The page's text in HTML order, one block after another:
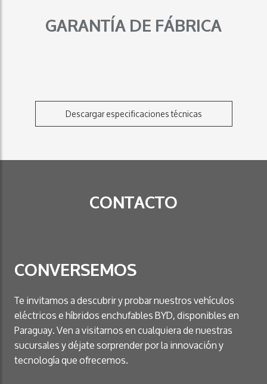
GARANTÍA DE FÁBRICA
Descargar especificaciones técnicas
CONTACTO
CONVERSEMOS
Te invitamos a descubrir y probar nuestros vehículos
eléctricos e híbridos enchufables BYD, disponibles en
Paraguay. Ven a visitarnos en cualquiera de nuestras
sucursales y déjate sorprender por la innovación y
tecnología que ofrecemos.